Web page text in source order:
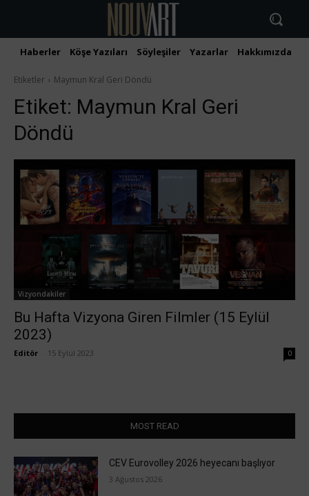
Haberler Köşe Yazıları Söyleşiler Yazarlar Hakkımızda
Etiketler Maymun Kral Geri Döndü
Etiket: Maymun Kral Geri
Döndü
Vizyondakiler
Bu Hafta Vizyona Giren Filmler (15 Eylül
2023)
Editör 15 Eylül 2023 0
MOST READ
CEV Eurovolley 2026 heyecanı başlıyor
3 Ağustos 2026